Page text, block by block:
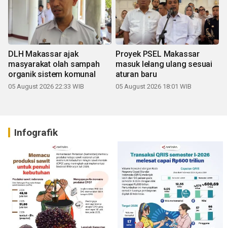
DLH Makassar ajak
masyarakat olah sampah
organik sistem komunal
05 August 2026 22:33 WIB
Proyek PSEL Makassar
masuk lelang ulang sesuai
aturan baru
05 August 2026 18:01 WIB
Infografik